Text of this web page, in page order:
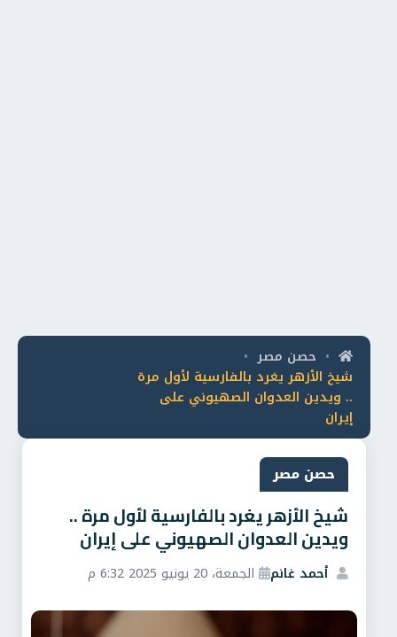
• حصن مصر •
شيخ الأزهر يغرد بالفارسية لأول مرة
.. ويدين العدوان الصهيوني على
إيران
حصن مصر
شيخ الأزهر يغرد بالفارسية لأول مرة ..
ويدين العدوان الصهيوني على إيران
أحمد غانم الجمعة، 20 يونيو 2025 6:32 م